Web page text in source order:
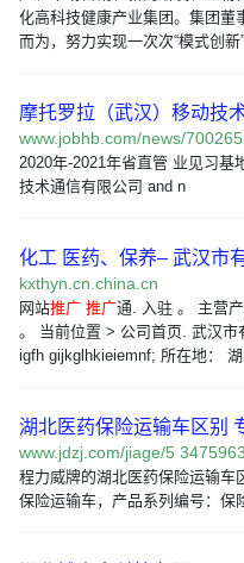
化高科技健康产业集团。集团董
而为，努力实现一次次“模式创
摩托罗拉（武汉）移动技
www.jobhb.com/news/
2020年-2021年省直管 业见习基
技术通信有限公司 and n
化工 医药、保养– 武汉市
kxthyn.cn.china.cn
网站推广 推广通. 入驻 。 主营
。 当前位置 > 公司首页. 武汉
igfh gijkglhkieiemnf; 所在地： 湖
湖北医药保险运输车区别
www.jdzj.com/jiage/5
程力威牌的湖北医药保险运输车
保险运输车，产品系列编号：保